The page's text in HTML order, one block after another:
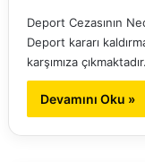
Deport Cezasının
Deport kararı
karşımıza
Devamını Oku »